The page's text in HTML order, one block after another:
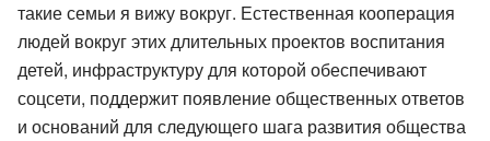
такие семьи я вижу вокруг. Естественная кооперация
людей вокруг этих длительных проектов воспитания
детей, инфраструктуру для которой обеспечивают
соцсети, поддержит появление общественных ответов
и оснований для следующего шага развития общества